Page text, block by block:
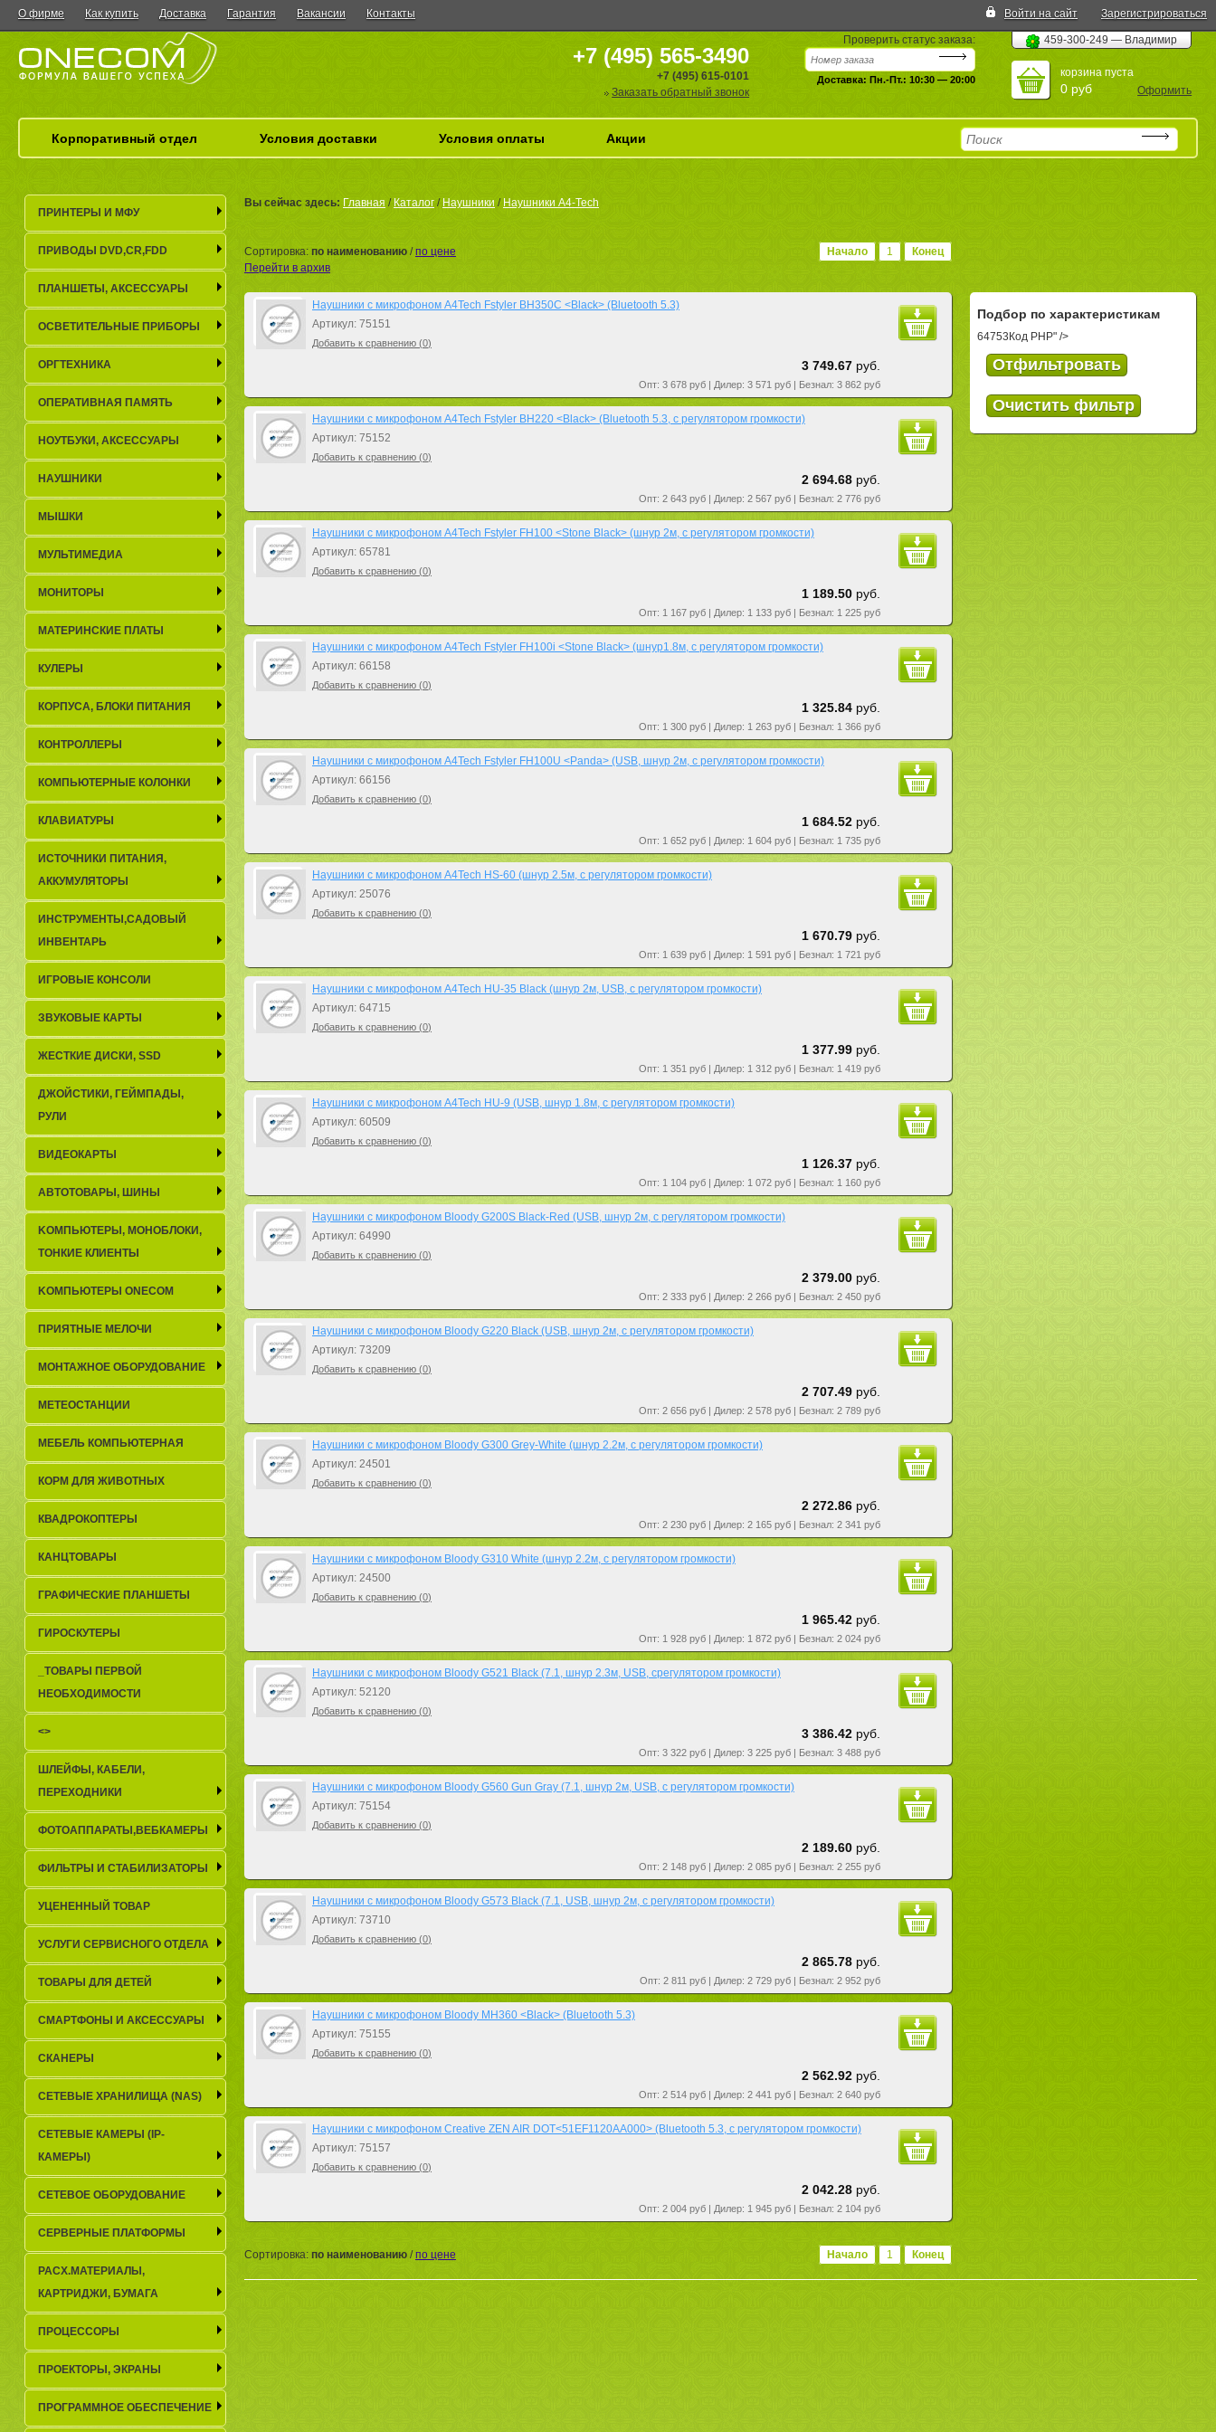
О фирме Как купить Доставка Гарантия Вакансии Контакты Войти на сайт Зарегистрироваться
+7 (495) 565-3490
+7 (495) 615-0101
Заказать обратный звонок
Проверить статус заказа:
Доставка: Пн.-Пт.: 10:30 — 20:00
459-300-249 — Владимир
корзина пуста
0 руб Оформить
Корпоративный отдел Условия доставки Условия оплаты Акции
Вы сейчас здесь: Главная / Каталог / Наушники / Наушники A4-Tech
Начало 1 Конец
Сортировка: по наименованию /по цене
Перейти в архив
Наушники с микрофоном A4Tech Fstyler BH350C <Black> (Bluetooth 5.3)
Артикул: 75151
Добавить к сравнению (0)
3 749.67 руб.
Опт: 3 678 руб | Дилер: 3 571 руб | Безнал: 3 862 руб
Наушники с микрофоном A4Tech Fstyler BH220 <Black> (Bluetooth 5.3, с регулятором громкости)
Артикул: 75152
Добавить к сравнению (0)
2 694.68 руб.
Опт: 2 643 руб | Дилер: 2 567 руб | Безнал: 2 776 руб
Наушники с микрофоном A4Tech Fstyler FH100 <Stone Black> (шнур 2м, с регулятором громкости)
Артикул: 65781
Добавить к сравнению (0)
1 189.50 руб.
Опт: 1 167 руб | Дилер: 1 133 руб | Безнал: 1 225 руб
Наушники с микрофоном A4Tech Fstyler FH100i <Stone Black> (шнур1.8м, с регулятором громкости)
Артикул: 66158
Добавить к сравнению (0)
1 325.84 руб.
Опт: 1 300 руб | Дилер: 1 263 руб | Безнал: 1 366 руб
Наушники с микрофоном A4Tech Fstyler FH100U <Panda> (USB, шнур 2м, с регулятором громкости)
Артикул: 66156
Добавить к сравнению (0)
1 684.52 руб.
Опт: 1 652 руб | Дилер: 1 604 руб | Безнал: 1 735 руб
Наушники с микрофоном A4Tech HS-60 (шнур 2.5м, с регулятором громкости)
Артикул: 25076
Добавить к сравнению (0)
1 670.79 руб.
Опт: 1 639 руб | Дилер: 1 591 руб | Безнал: 1 721 руб
Наушники с микрофоном A4Tech HU-35 Black (шнур 2м, USB, с регулятором громкости)
Артикул: 64715
Добавить к сравнению (0)
1 377.99 руб.
Опт: 1 351 руб | Дилер: 1 312 руб | Безнал: 1 419 руб
Наушники с микрофоном A4Tech HU-9 (USB, шнур 1.8м, с регулятором громкости)
Артикул: 60509
Добавить к сравнению (0)
1 126.37 руб.
Опт: 1 104 руб | Дилер: 1 072 руб | Безнал: 1 160 руб
Наушники с микрофоном Bloody G200S Black-Red (USB, шнур 2м, с регулятором громкости)
Артикул: 64990
Добавить к сравнению (0)
2 379.00 руб.
Опт: 2 333 руб | Дилер: 2 266 руб | Безнал: 2 450 руб
Наушники с микрофоном Bloody G220 Black (USB, шнур 2м, с регулятором громкости)
Артикул: 73209
Добавить к сравнению (0)
2 707.49 руб.
Опт: 2 656 руб | Дилер: 2 578 руб | Безнал: 2 789 руб
Наушники с микрофоном Bloody G300 Grey-White (шнур 2.2м, с регулятором громкости)
Артикул: 24501
Добавить к сравнению (0)
2 272.86 руб.
Опт: 2 230 руб | Дилер: 2 165 руб | Безнал: 2 341 руб
Наушники с микрофоном Bloody G310 White (шнур 2.2м, с регулятором громкости)
Артикул: 24500
Добавить к сравнению (0)
1 965.42 руб.
Опт: 1 928 руб | Дилер: 1 872 руб | Безнал: 2 024 руб
Наушники с микрофоном Bloody G521 Black (7.1, шнур 2.3м, USB, срегулятором громкости)
Артикул: 52120
Добавить к сравнению (0)
3 386.42 руб.
Опт: 3 322 руб | Дилер: 3 225 руб | Безнал: 3 488 руб
Наушники с микрофоном Bloody G560 Gun Gray (7.1, шнур 2м, USB, с регулятором громкости)
Артикул: 75154
Добавить к сравнению (0)
2 189.60 руб.
Опт: 2 148 руб | Дилер: 2 085 руб | Безнал: 2 255 руб
Наушники с микрофоном Bloody G573 Black (7.1, USB, шнур 2м, с регулятором громкости)
Артикул: 73710
Добавить к сравнению (0)
2 865.78 руб.
Опт: 2 811 руб | Дилер: 2 729 руб | Безнал: 2 952 руб
Наушники с микрофоном Bloody MH360 <Black> (Bluetooth 5.3)
Артикул: 75155
Добавить к сравнению (0)
2 562.92 руб.
Опт: 2 514 руб | Дилер: 2 441 руб | Безнал: 2 640 руб
Наушники с микрофоном Creative ZEN AIR DOT<51EF1120AA000> (Bluetooth 5.3, с регулятором громкости)
Артикул: 75157
Добавить к сравнению (0)
2 042.28 руб.
Опт: 2 004 руб | Дилер: 1 945 руб | Безнал: 2 104 руб
Начало 1 Конец
Сортировка: по наименованию /по цене
Подбор по характеристикам
64753 Код PHP" />
ПРИНТЕРЫ И МФУ
ПРИВОДЫ DVD,CR,FDD
ПЛАНШЕТЫ, АКСЕСCУАРЫ
ОСВЕТИТЕЛЬНЫЕ ПРИБОРЫ
ОРГТЕХНИКА
ОПЕРАТИВНАЯ ПАМЯТЬ
НОУТБУКИ, АКСЕСCУАРЫ
НАУШНИКИ
МЫШКИ
МУЛЬТИМЕДИА
МОНИТОРЫ
МАТЕРИНСКИЕ ПЛАТЫ
КУЛЕРЫ
КОРПУСА, БЛОКИ ПИТАНИЯ
КОНТРОЛЛЕРЫ
КОМПЬЮТЕРНЫЕ КОЛОНКИ
КЛАВИАТУРЫ
ИСТОЧНИКИ ПИТАНИЯ,
АККУМУЛЯТОРЫ
ИНСТРУМЕНТЫ,САДОВЫЙ
ИНВЕНТАРЬ
ИГРОВЫЕ КОНСОЛИ
ЗВУКОВЫЕ КАРТЫ
ЖЕСТКИЕ ДИСКИ, SSD
ДЖОЙСТИКИ, ГЕЙМПАДЫ,
РУЛИ
ВИДЕОКАРТЫ
АВТОТОВАРЫ, ШИНЫ
KОМПЬЮТЕРЫ, МОНОБЛОКИ,
ТОНКИЕ КЛИЕНТЫ
KОМПЬЮТЕРЫ ONECOM
ПРИЯТНЫЕ МЕЛОЧИ
МОНТАЖНОЕ ОБОРУДОВАНИЕ
МЕТЕОСТАНЦИИ
МЕБЕЛЬ КОМПЬЮТЕРНАЯ
КОРМ ДЛЯ ЖИВОТНЫХ
КВАДРОКОПТЕРЫ
КАНЦТОВАРЫ
ГРАФИЧЕСКИЕ ПЛАНШЕТЫ
ГИРОСКУТЕРЫ
_TОВАРЫ ПЕРВОЙ
НЕОБХОДИМОСТИ
<>
ШЛЕЙФЫ, КАБЕЛИ,
ПЕРЕХОДНИКИ
ФОТОАППАРАТЫ,ВЕБКАМЕРЫ
ФИЛЬТРЫ И СТАБИЛИЗАТОРЫ
УЦЕНЕННЫЙ ТОВАР
УСЛУГИ СЕРВИСНОГО ОТДЕЛА
ТОВАРЫ ДЛЯ ДЕТЕЙ
СМАРТФОНЫ И АКСЕССУАРЫ
СКАНЕРЫ
СЕТЕВЫЕ ХРАНИЛИЩА (NAS)
СЕТЕВЫЕ КАМЕРЫ (IP-
КАМЕРЫ)
СЕТЕВОЕ ОБОРУДОВАНИЕ
СЕРВЕРНЫЕ ПЛАТФОРМЫ
РАСХ.МАТЕРИАЛЫ,
КАРТРИДЖИ, БУМАГА
ПРОЦЕССОРЫ
ПРОЕКТОРЫ, ЭКРАНЫ
ПРОГРАММНОЕ ОБЕСПЕЧЕНИЕ